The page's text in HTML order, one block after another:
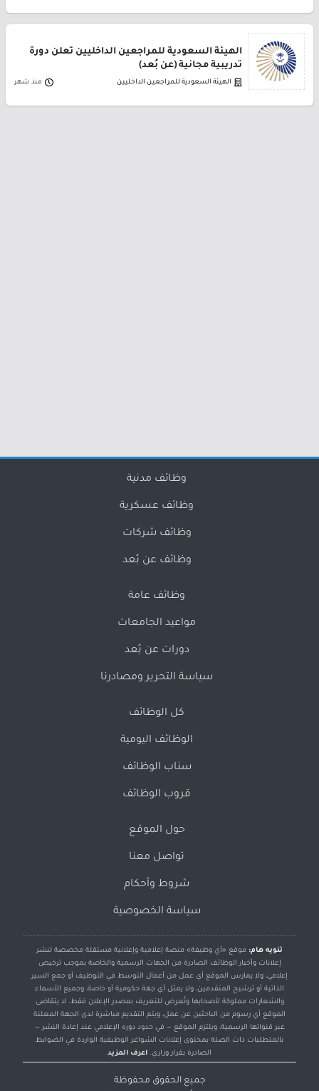
الهيئة السعودية للمراجعين الداخليين تعلن دورة
تدريبية مجانية (عن بُعد)
الهيئة السعودية للمراجعين الداخليين منذ شهر
وظائف مدنية
وظائف عسكرية
وظائف شركات
وظائف عن بُعد
وظائف عامة
مواعيد الجامعات
دورات عن بُعد
سياسة التحرير ومصادرنا
كل الوظائف
الوظائف اليومية
سناب الوظائف
قروب الوظائف
حول الموقع
تواصل معنا
شروط وأحكام
سياسة الخصوصية
تنويه هام: موقع «أي وظيفة» منصة إعلامية وإعلانية مستقلة مخصصة لنشر
إعلانات وأخبار الوظائف الصادرة من الجهات الرسمية والخاصة بموجب ترخيص
إعلامي، ولا يمارس الموقع أي عمل من أعمال التوسط في التوظيف أو جمع السير
الذاتية أو ترشيح المتقدمين، ولا يمثل أي جهة حكومية أو خاصة، وجميع الأسماء
والشعارات مملوكة لأصحابها وتُعرض للتعريف بمصدر الإعلان فقط. لا يتقاضى
الموقع أي رسوم من الباحثين عن عمل، ويتم التقديم مباشرة لدى الجهة المعلنة
عبر قنواتها الرسمية، ويلتزم الموقع — في حدود دوره الإعلامي عند إعادة النشر —
بالمتطلبات ذات الصلة بمحتوى إعلانات الشواغر الوظيفية الواردة في الضوابط
الصادرة بقرار وزاري. اعرف المزيد
جميع الحقوق محفوظة